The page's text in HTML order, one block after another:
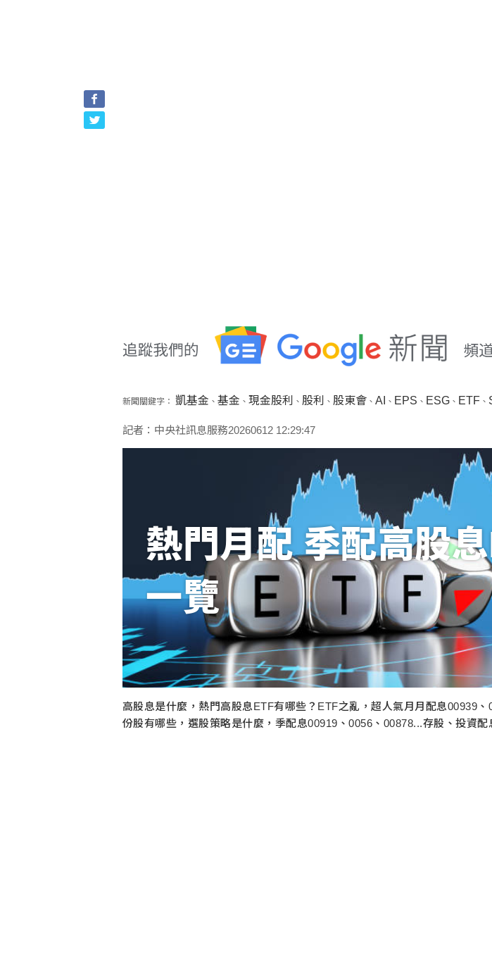
新聞關鍵字： 凱基金 、 基金 、 現金股利 、 股利 、 股東會、 AI 、 EPS 、 ESG、 ETF 、
記者：中央社訊息服務20260612 12:29:47
熱門月配 季配高股
一覽
高股息是什麼，熱門高股息ETF有哪些？ETF之亂，超人氣月月配息00939、
份股有哪些，選股策略是什麼，季配息00919、0056、00878...存股、投資配